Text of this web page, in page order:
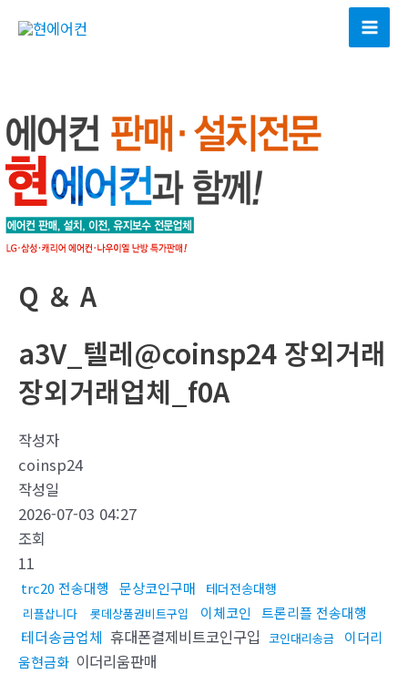
너
뛰
기
Main
Q ＆ A
a3V_텔레@coinsp24 장외거래
장외거래업체_f0A
작성자
coinsp24
작성일
2026-07-03 04:27
조회
11
trc20 전송대행 문상코인구매 테더전송대행
리플삽니다 롯데상품권비트구입 이체코인 트론리플 전송대행
테더송금업체 휴대폰결제비트코인구입 코인대리송금
이더리
움현금화 이더리움판매